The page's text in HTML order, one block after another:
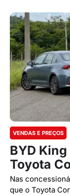
VENDAS E PREÇOS
BYD
Toyota
Nas
que o Toyota